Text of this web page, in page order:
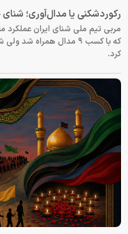
رکوردشکنی یا مدال‌آوری؛ شنای
مربی تیم ملی شنای ایران عملکرد
که با کسب ۹ مدال همراه
کرد.